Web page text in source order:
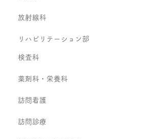
放射線科
リハビリテーション部
検査科
薬剤科・栄養科
訪問看護
訪問診療